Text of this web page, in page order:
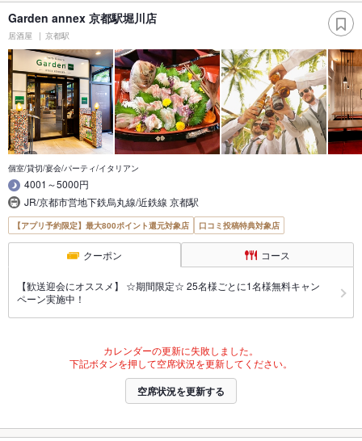
Garden annex 京都駅堀川店
居酒屋 京都駅
個室/貸切/宴会/パーティ/イタリアン
4001～5000円
JR/京都市営地下鉄烏丸線/近鉄線 京都駅
【アプリ予約限定】最大800ポイント還元対象店 口コミ投稿特典対象店
クーポン コース
【歓送迎会にオススメ】 ☆期間限定☆ 25名様ごとに1名様無料キャン
ペーン実施中！
カレンダーの更新に失敗しました。
下記ボタンを押して空席状況を更新してください。
空席状況を更新する